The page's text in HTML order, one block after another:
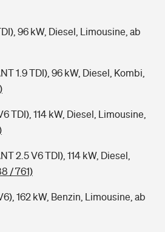
96 kW, Diesel, Limousine, ab
1.9 TDI), 96 kW, Diesel, Kombi,
TDI), 114 kW, Diesel, Limousine,
2.5 V6 TDI), 114 kW, Diesel,
/ 761)
162 kW, Benzin, Limousine, ab